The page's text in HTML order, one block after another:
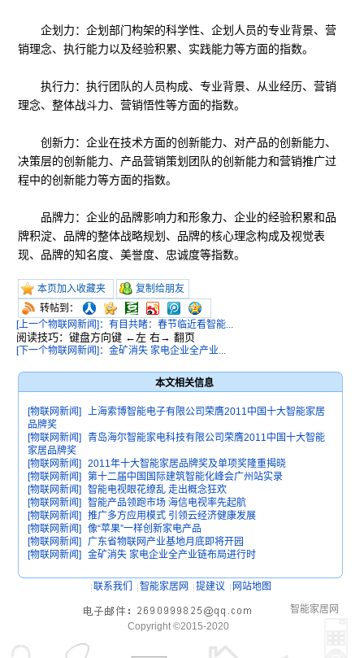
企划力：企划部门构架的科学性、企划人员的专业背景、营
销理念、执行能力以及经验积累、实践能力等方面的指数。
执行力：执行团队的人员构成、专业背景、从业经历、营销
理念、整体战斗力、营销悟性等方面的指数。
创新力：企业在技术方面的创新能力、对产品的创新能力、
决策层的创新能力、产品营销策划团队的创新能力和营销推广过
程中的创新能力等方面的指数。
品牌力：企业的品牌影响力和形象力、企业的经验积累和品
牌积淀、品牌的整体战略规划、品牌的核心理念构成及视觉表
现、品牌的知名度、美誉度、忠诚度等指数。
本页加入收藏夹
复制给朋友
转帖到：
[上一个物联网新闻]：有目共睹：春节临近看智能...
阅读技巧：键盘方向键 ←左 右→ 翻页
[下一个物联网新闻]：金矿消失 家电企业全产业...
本文相关信息
[物联网新闻]
上海索博智能电子有限公司荣膺2011中国十大智能家居
品牌奖
[物联网新闻]
青岛海尔智能家电科技有限公司荣膺2011中国十大智能
家居品牌奖
[物联网新闻]
2011年十大智能家居品牌奖及单项奖隆重揭晓
[物联网新闻]
第十二届中国国际建筑智能化峰会广州站实录
[物联网新闻]
智能电视眼花缭乱 走出概念狂欢
[物联网新闻]
智能产品领跑市场 海信电视率先起航
[物联网新闻]
推广多方应用模式 引领云经济健康发展
[物联网新闻]
像“苹果”一样创新家电产品
[物联网新闻]
广东省物联网产业基地月底即将开园
[物联网新闻]
金矿消失 家电企业全产业链布局进行时
联系我们 智能家居网 提建议
网站地图
智能家居网
Copyright ©2015-2020